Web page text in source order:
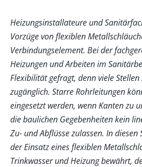
Heizungsinstallateure und
Vorzüge von flexiblen
Verbindungselement. Bei der
Heizungen und Arbeiten im
Flexibilität gefragt, denn viele Stellen
zugänglich. Starre Rohrleitungen
eingesetzt werden, wenn Kanten zu
die baulichen Gegebenheiten kein
Zu- und Abflüsse zulassen. In
der Einsatz eines flexiblen
Trinkwasser und Heizung bewährt,